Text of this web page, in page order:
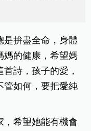
是拚盡全命，身體
媽的健康，希望媽
詩，孩子的愛，
管如何，要把愛純
，希望她能有機會